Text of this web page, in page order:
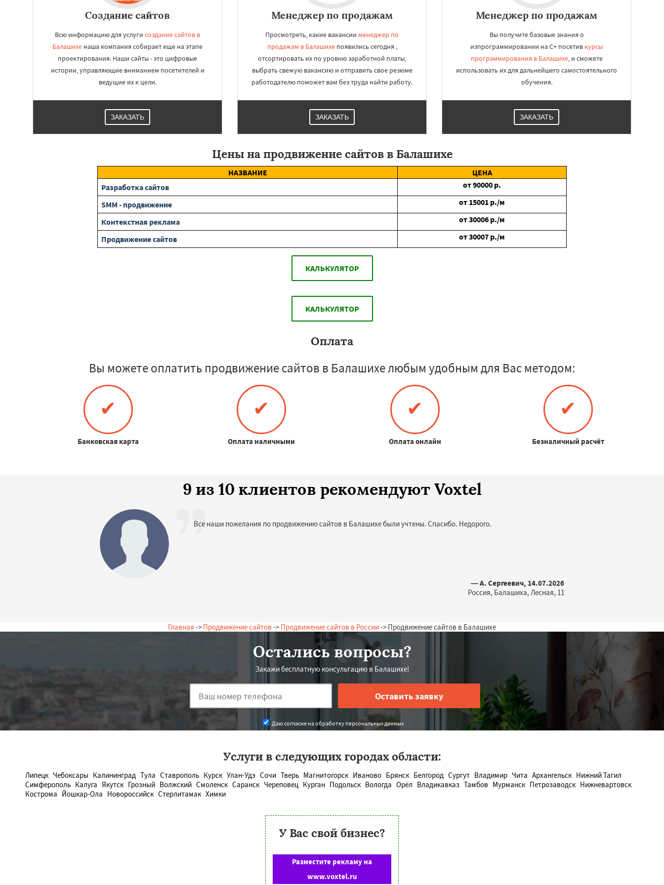
Создание сайтов
Всю информацию для услуги создание сайтов в
Балашихе наша компания собирает еще на этапе
проектирования. Наши сайты - это цифровые
истории, управляющие вниманием посетителей и
ведущие их к цели.
ЗАКАЗАТЬ
Менеджер по продажам
Просмотреть, какие вакансии менеджер по
продажам в Балашихепоявились сегодня ,
отсортировать их по уровню заработной платы,
выбрать свежую вакансию и отправить свое резюме
работодателю поможет вам без труда найти работу.
ЗАКАЗАТЬ
Менеджер по продажам
Вы получите базовые знания о
изпрограммировании на C+ посетив курсы
программирования в Балашихе, и сможете
использовать их для дальнейшего самостоятельного
обучения.
ЗАКАЗАТЬ
Цены на продвижение сайтов в Балашихе
НАЗВАНИЕ
ЦЕНА
Разработка сайтов
от90000 р.
SMM - продвижение
от 15001 р./м
Контекстная реклама
от30006 р./м
Продвижение сайтов
от30007 р./м
КАЛЬКУЛЯТОР
КАЛЬКУЛЯТОР
Оплата
Вы можете оплатить продвижение сайтов в Балашихе любым удобным для Вас методом:
✔
Банковская карта
✔
Оплата наличными
✔
Оплата онлайн
✔
Безналичный расчёт
9 из 10 клиентов рекомендуют Voxtel
Все наши пожелания по продвижению сайтов в Балашихе были учтены. Спасибо. Недорого.
— А. Сергеевич, 14.07.2026
Россия, Балашиха, Лесная, 11
Главная -> Продвижение сайтов -> Продвижение сайтов в России-> Продвижение сайтов в Балашихе
Остались вопросы?
Закажи бесплатную консультацию в Балашихе!
Даю согласие на обработку персональных данных
Услуги в следующих городах области:
Липецк Чебоксары Калининград Тула Ставрополь Курск Улан-Удэ Сочи Тверь Магнитогорск Иваново Брянск Белгород Сургут Владимир Чита Архангельск Нижний Тагил
Симферополь Калуга Якутск Грозный Волжский Смоленск Саранск Череповец Курган Подольск Вологда Орёл Владикавказ Тамбов Мурманск Петрозаводск Нижневартовск
Кострома Йошкар-Ола Новороссийск Стерлитамак Химки
У Вас свой бизнес?
Разместите рекламу на
www.voxtel.ru